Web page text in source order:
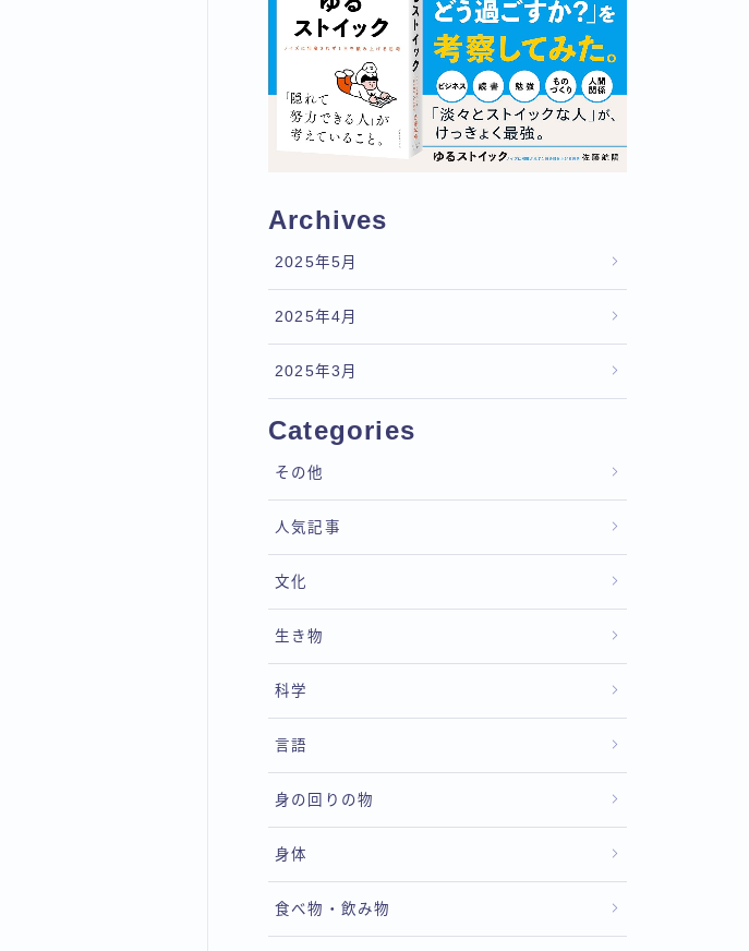
Archives
2025年5月
2025年4月
2025年3月
Categories
その他
人気記事
文化
生き物
科学
言語
身の回りの物
身体
食べ物・飲み物